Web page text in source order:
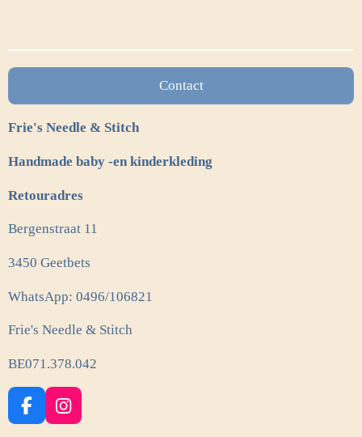
Contact
Frie's Needle & Stitch
Handmade baby -en kinderkleding
Retouradres
Bergenstraat 11
3450 Geetbets
WhatsApp: 0496/106821
Frie's Needle & Stitch
BE071.378.042
F
a
I
n